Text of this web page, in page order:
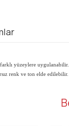
yüzeylere uygulanabilir.
renk ve ton elde
yetersiz